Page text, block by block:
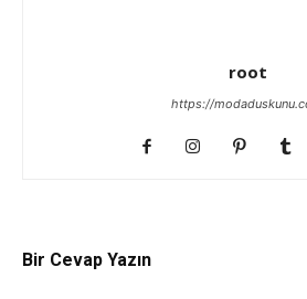
root
https://
Bir Cevap Yazın